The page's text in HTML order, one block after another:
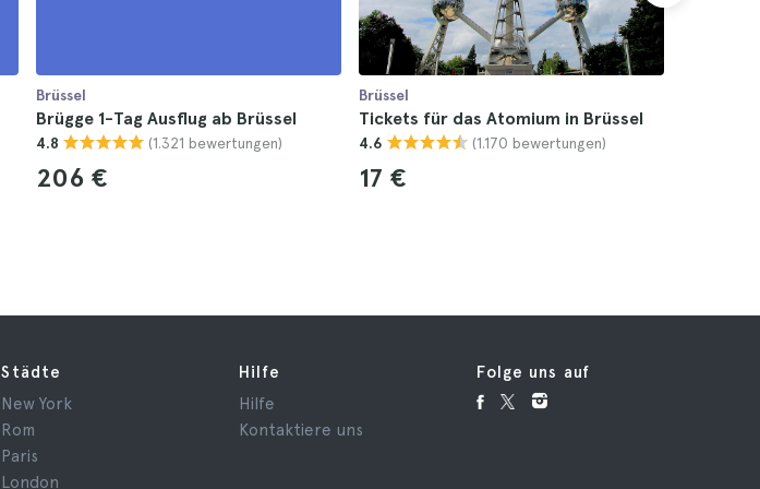
Brüssel
Brügge 1-Tag Ausflug ab Brüssel
4.8 (1.321 bewertungen)
206 €
Brüssel
Tickets für das Atomium in Brüssel
4.6 (1.170 bewertungen)
17 €
Städte
New York
Rom
Paris
London
Hilfe
Hilfe
Kontaktiere uns
Folge uns auf